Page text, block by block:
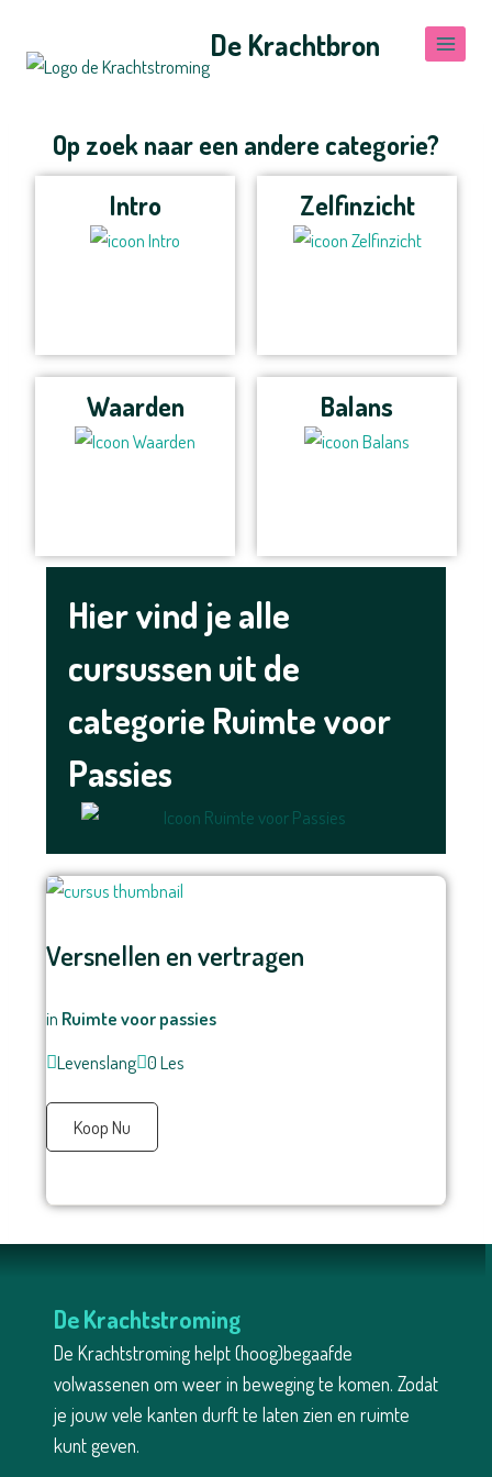
De Krachtbron
Op zoek naar een andere categorie?
Intro
Zelfinzicht
Waarden Balans
Hier vind je alle
cursussen uit de
categorie Ruimte voor
Passies
Versnellen en vertragen
in Ruimte voor passies
Levenslang 0 Les
Koop Nu
De Krachtstroming
De Krachtstroming helpt (hoog)begaafde
volwassenen om weer in beweging te komen. Zodat
je jouw vele kanten durft te laten zien en ruimte
kunt geven.